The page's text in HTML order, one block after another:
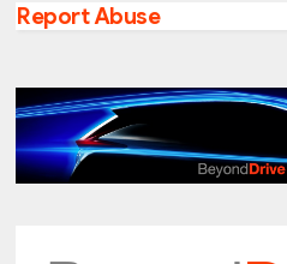
Report Abuse